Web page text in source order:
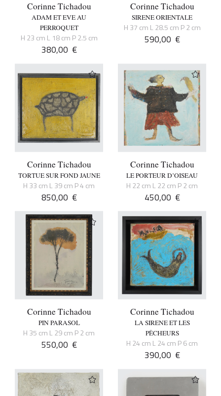
Corinne Tichadou
ADAM ET EVE AU
PERROQUET
H 23 cm L 18 cm P 2.5 cm
380,00 €
Corinne Tichadou
SIRENE ORIENTALE
H 37 cm L 28.5 cm P 2 cm
590,00 €
Corinne Tichadou
TORTUE SUR FOND JAUNE
H 33 cm L 39 cm P 4 cm
850,00 €
Corinne Tichadou
LE PORTEUR D’OISEAU
H 22 cm L 22 cm P 2 cm
450,00 €
Corinne Tichadou
PIN PARASOL
H 35 cm L 29 cm P 2 cm
550,00 €
Corinne Tichadou
LA SIRENE ET LES
PÊCHEURS
H 24 cm L 24 cm P 6 cm
390,00 €